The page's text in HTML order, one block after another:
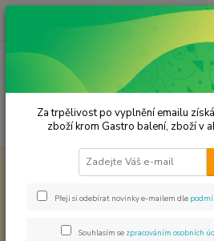
Plechové dózy - kořenky Vajíčko
Vajíčko velikonoční
plechová dóza
Za trpělivost po vyplnění emailu
zboží krom Gastro balení, zboží v
Přeji si odebírat novinky e-mailem dle
Souhlasím se zpracováním osobních